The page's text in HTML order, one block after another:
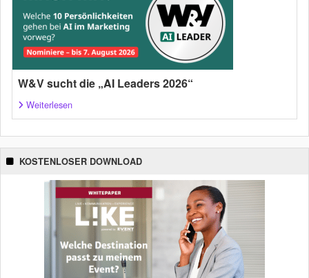
W&V sucht die „AI Leaders 2026“
Weiterlesen
KOSTENLOSER DOWNLOAD